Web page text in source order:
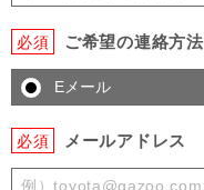
必須 ご希望の連絡方法
Eメール
必須 メールアドレス